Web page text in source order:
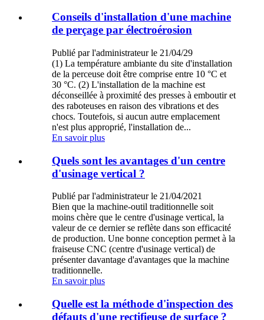
Conseils d'installation d'une machine
de perçage par électroérosion
Publié par l'administrateur le 21/04/29
(1) La température ambiante du site d'installation
de la perceuse doit être comprise entre 10 °C et
30 °C. (2) L'installation de la machine est
déconseillée à proximité des presses à emboutir et
des raboteuses en raison des vibrations et des
chocs. Toutefois, si aucun autre emplacement
n'est plus approprié, l'installation de...
En savoir plus
Quels sont les avantages d'un centre
d'usinage vertical ?
Publié par l'administrateur le 21/04/2021
Bien que la machine-outil traditionnelle soit
moins chère que le centre d'usinage vertical, la
valeur de ce dernier se reflète dans son efficacité
de production. Une bonne conception permet à la
fraiseuse CNC (centre d'usinage vertical) de
présenter davantage d'avantages que la machine
traditionnelle.
En savoir plus
Quelle est la méthode d'inspection des
défauts d'une rectifieuse de surface ?